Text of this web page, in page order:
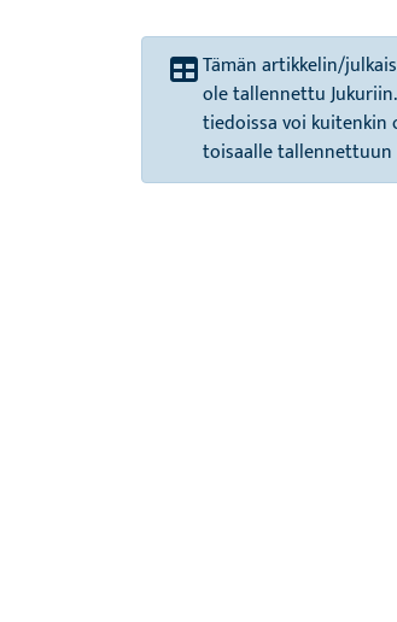
Tämän artikkelin/
ole tallennettu
tiedoissa voi kuitenkin
toisaalle